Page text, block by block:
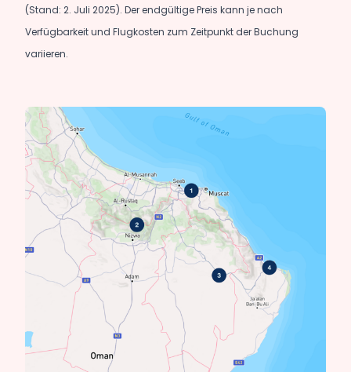
(Stand: 2. Juli 2025). Der endgültige Preis kann je nach
Verfügbarkeit und Flugkosten zum Zeitpunkt der Buchung
variieren.